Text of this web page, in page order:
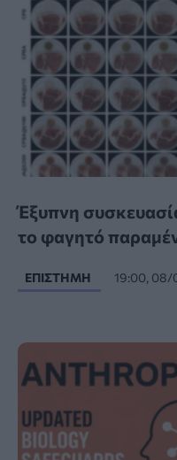
Έξυπνη
το φαγητό
ΕΠΙΣΤΉΜΗ 19:00,